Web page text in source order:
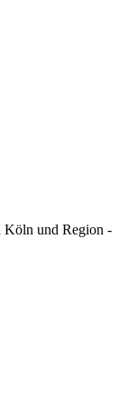
Köln und Region -